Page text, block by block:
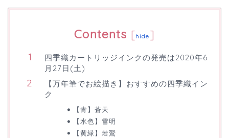
Contents [hide ]
四季織カートリッジインクの発売は2020年6
月27日(土)
【万年筆でお絵描き】おすすめの四季織イン
ク
【青】蒼天
【水色】雪明
【黄緑】若鶯